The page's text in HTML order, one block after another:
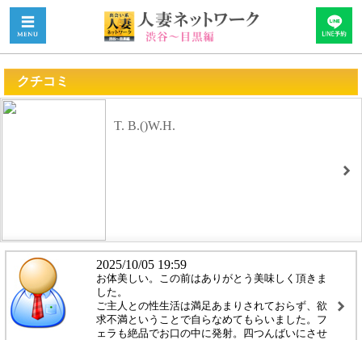
クチコミ
T. B.()W.H.
2025/10/05 19:59
お体美しい。この前はありがとう美味しく頂きま
した。
ご主人との性生活は満足あまりされておらず、欲
求不満ということで自らなめてもらいました。フ
ェラも絶品でお口の中に発射。四つんばいにさせ